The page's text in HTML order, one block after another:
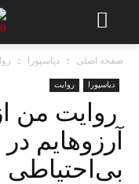
صفحه اصلی دیاسپورا
دیاسپورا روایت
آرزوهایم